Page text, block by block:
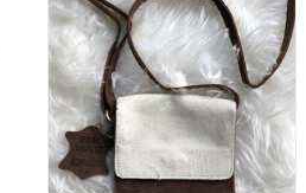
schoudertasje